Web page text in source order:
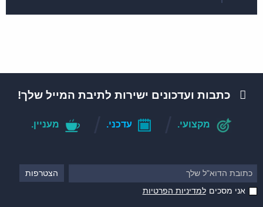
כתבות ועדכונים ישירות לתיבת המייל שלך!
מקצועי. עדכני. מעניין.
אני מסכים למדיניות הפרטיות